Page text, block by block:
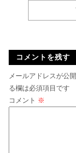
コメントを残す
メールアドレスが公
る欄は必須項目です
コメント ※